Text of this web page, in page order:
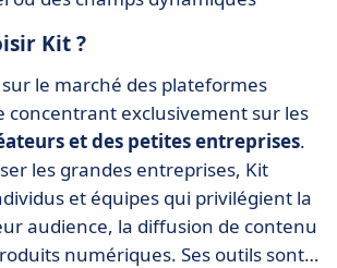
Kit ?
le marché des plateformes
concentrant exclusivement sur les
et des petites entreprises.
les grandes entreprises, Kit
et équipes qui privilégient la
audience, la diffusion de contenu
numériques. Ses outils sont à